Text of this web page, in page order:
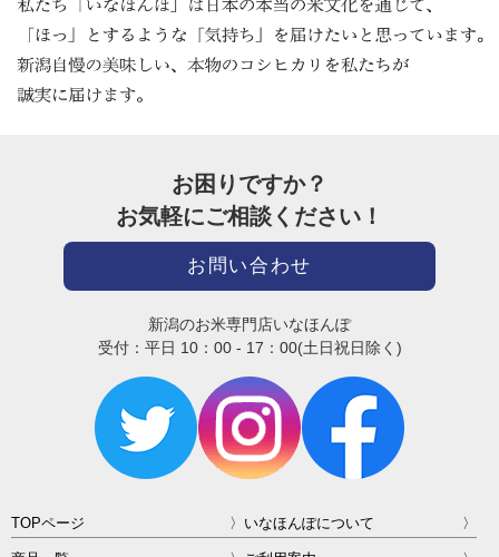
お困りですか？
お気軽にご相談ください！
お問い合わせ
新潟のお米専門店いなほんぽ
受付：平日 10：00 - 17：00(土日祝日除く)
TOPページ いなほんぽについて